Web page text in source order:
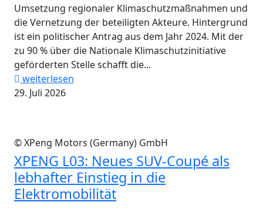
Umsetzung regionaler Klimaschutzmaßnahmen und
die Vernetzung der beteiligten Akteure. Hintergrund
ist ein politischer Antrag aus dem Jahr 2024. Mit der
zu 90 % über die Nationale Klimaschutzinitiative
geförderten Stelle schafft die...
weiterlesen
29. Juli 2026
© XPeng Motors (Germany) GmbH
XPENG L03: Neues SUV-Coupé als
lebhafter Einstieg in die
Elektromobilität